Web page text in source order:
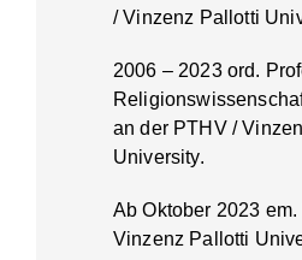
/ Vinzenz Pallotti
2006 – 2023 ord.
an der PTHV /
University.
Ab Oktober 2023
Vinzenz Pallotti